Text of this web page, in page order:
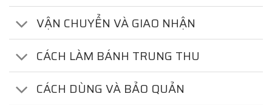
VẬN CHUYỂN VÀ GIAO NHẬN
CÁCH LÀM BÁNH TRUNG THU
CÁCH DÙNG VÀ BẢO QUẢN